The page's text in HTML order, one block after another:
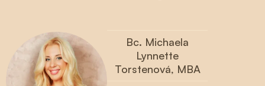
Bc. Michaela
Lynnette
Torstenová, MBA